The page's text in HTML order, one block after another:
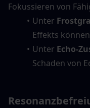
Fokussieren von
Unter
Effekts
Unter Echo-
Schaden von